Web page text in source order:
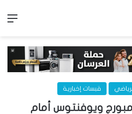
قبسات إخبارية
ويوفنتوس أمام